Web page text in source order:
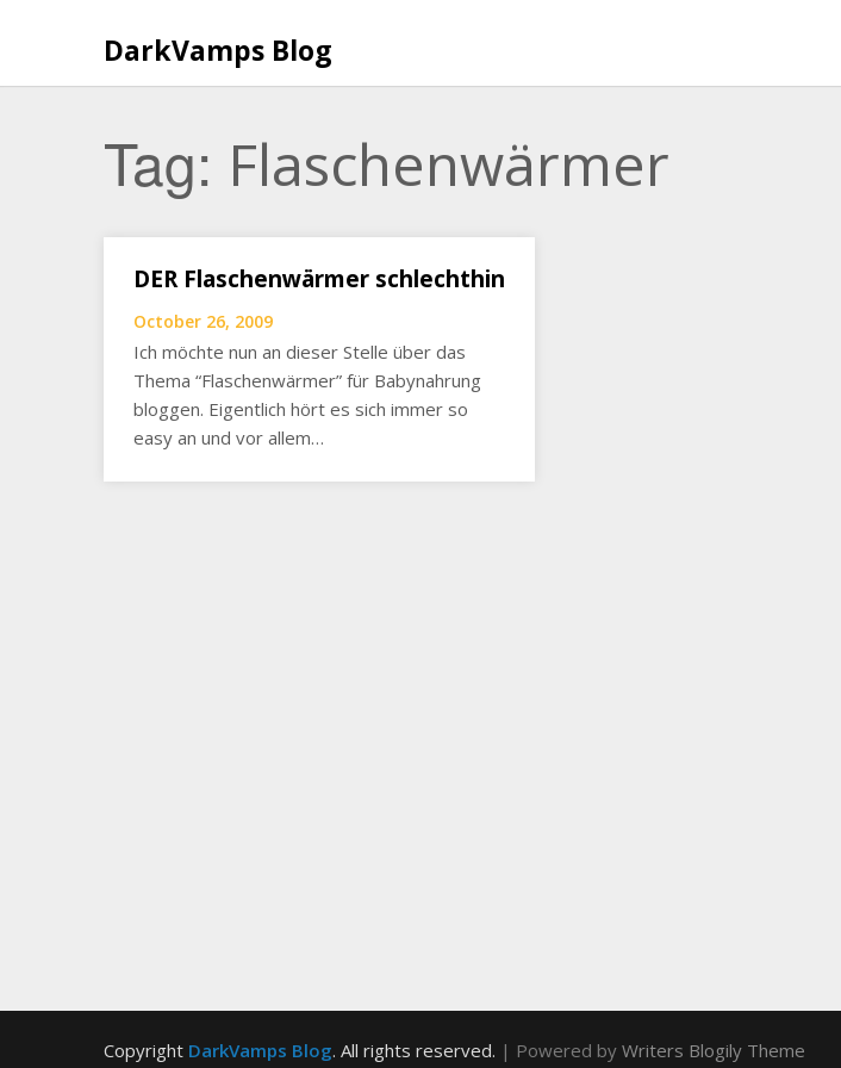
DarkVamps Blog
Tag: Flaschenwärmer
DER Flaschenwärmer schlechthin
October 26, 2009
Ich möchte nun an dieser Stelle über das
Thema “Flaschenwärmer” für Babynahrung
bloggen. Eigentlich hört es sich immer so
easy an und vor allem…
Copyright DarkVamps Blog. All rights reserved. | Powered by Writers Blogily Theme